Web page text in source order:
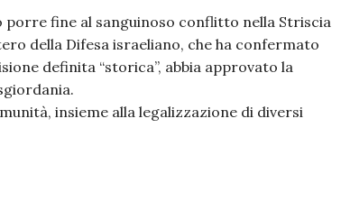
porre fine al sanguinoso conflitto nella Striscia
della Difesa israeliano, che ha confermato
definita “storica”, abbia approvato la
insieme alla legalizzazione di diversi